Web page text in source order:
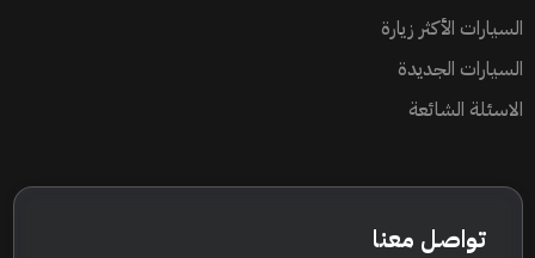
السيارات الأكثر زيارة
السيارات الجديدة
الاسئلة الشائعة
تواصل معنا